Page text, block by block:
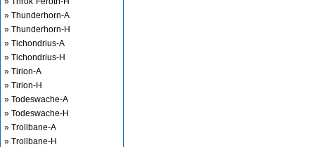
» Thunderhorn-A
» Thunderhorn-H
» Tichondrius-A
» Tichondrius-H
» Tirion-A
» Tirion-H
» Todeswache-A
» Todeswache-H
» Trollbane-A
» Trollbane-H